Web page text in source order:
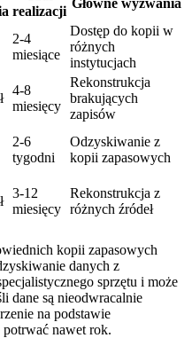
realizacji
2-4
miesiące
Dostęp do kopii w
różnych
instytucjach
4-8
miesięcy
Rekonstrukcja
brakujących
zapisów
2-6
tygodni
Odzyskiwanie z
kopii zapasowych
3-12
miesięcy
Rekonstrukcja z
różnych źródeł
kopii zapasowych
danych z
sprzętu i może
dane są nieodwracalnie
na podstawie
nawet rok.